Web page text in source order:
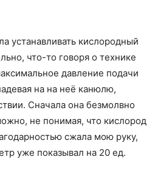
устанавливать кислородный
что-то говоря о технике
давление подачи
на на неё канюлю,
Сначала она безмолвно
не понимая, что кислород
сжала мою руку,
уже показывал на 20 ед.